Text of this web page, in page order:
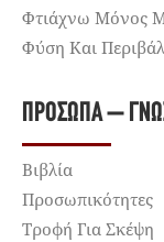
Φτιάχνω Μόνος
Φύση Και
ΠΡΌΣΩΠΑ –
Βιβλία
Προσωπικότητες
Τροφή Για Σκέψη